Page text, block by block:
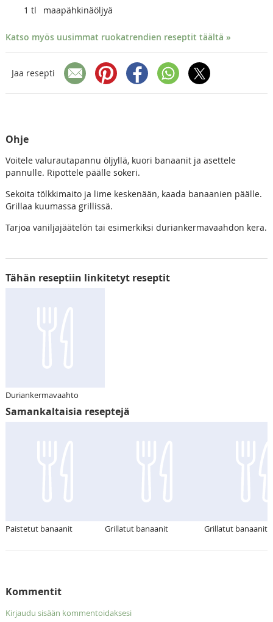
1 tl maapähkinäöljyä
Katso myös uusimmat ruokatrendien reseptit täältä »
Jaa resepti
Ohje
Voitele valurautapannu öljyllä, kuori banaanit ja asettele
pannulle. Ripottele päälle sokeri.
Sekoita tölkkimaito ja lime keskenään, kaada banaanien päälle.
Grillaa kuumassa grillissä.
Tarjoa vaniljajäätelön tai esimerkiksi duriankermavaahdon kera.
Tähän reseptiin linkitetyt reseptit
Duriankermavaahto
Samankaltaisia reseptejä
Paistetut banaanit Grillatut banaanit Grillatut banaanit
Kommentit
Kirjaudu sisään kommentoidaksesi